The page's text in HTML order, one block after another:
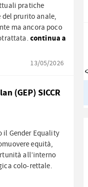
pratiche
prurito anale,
ma ancora poco
continua a
13/05/2026
(GEP) SICCR
il Gender Equality
equità,
all’interno
colo-rettale.